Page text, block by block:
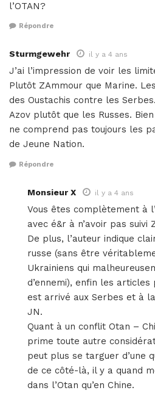
l’OTAN?
Répondre
Sturmgewehr il y a 4 ans
J’ai l’impression de voir les
Plutôt ZAmmour que Marine.
des Oustachis contre les
Azov plutôt que les Russes.
ne comprend pas toujours les
de Jeune Nation.
Répondre
Monsieur X il y a 4 ans
Vous êtes complètement à
avec é&r à n’avoir pas suivi
De plus, l’auteur indique
russe (sans être
Ukrainiens qui
d’ennemi), enfin les articles
est arrivé aux Serbes et à
JN.
Quant à un conflit Otan –
prime toute autre
peut plus se targuer d’une
de ce côté-là, il y a quand
dans l’Otan qu’en Chine.